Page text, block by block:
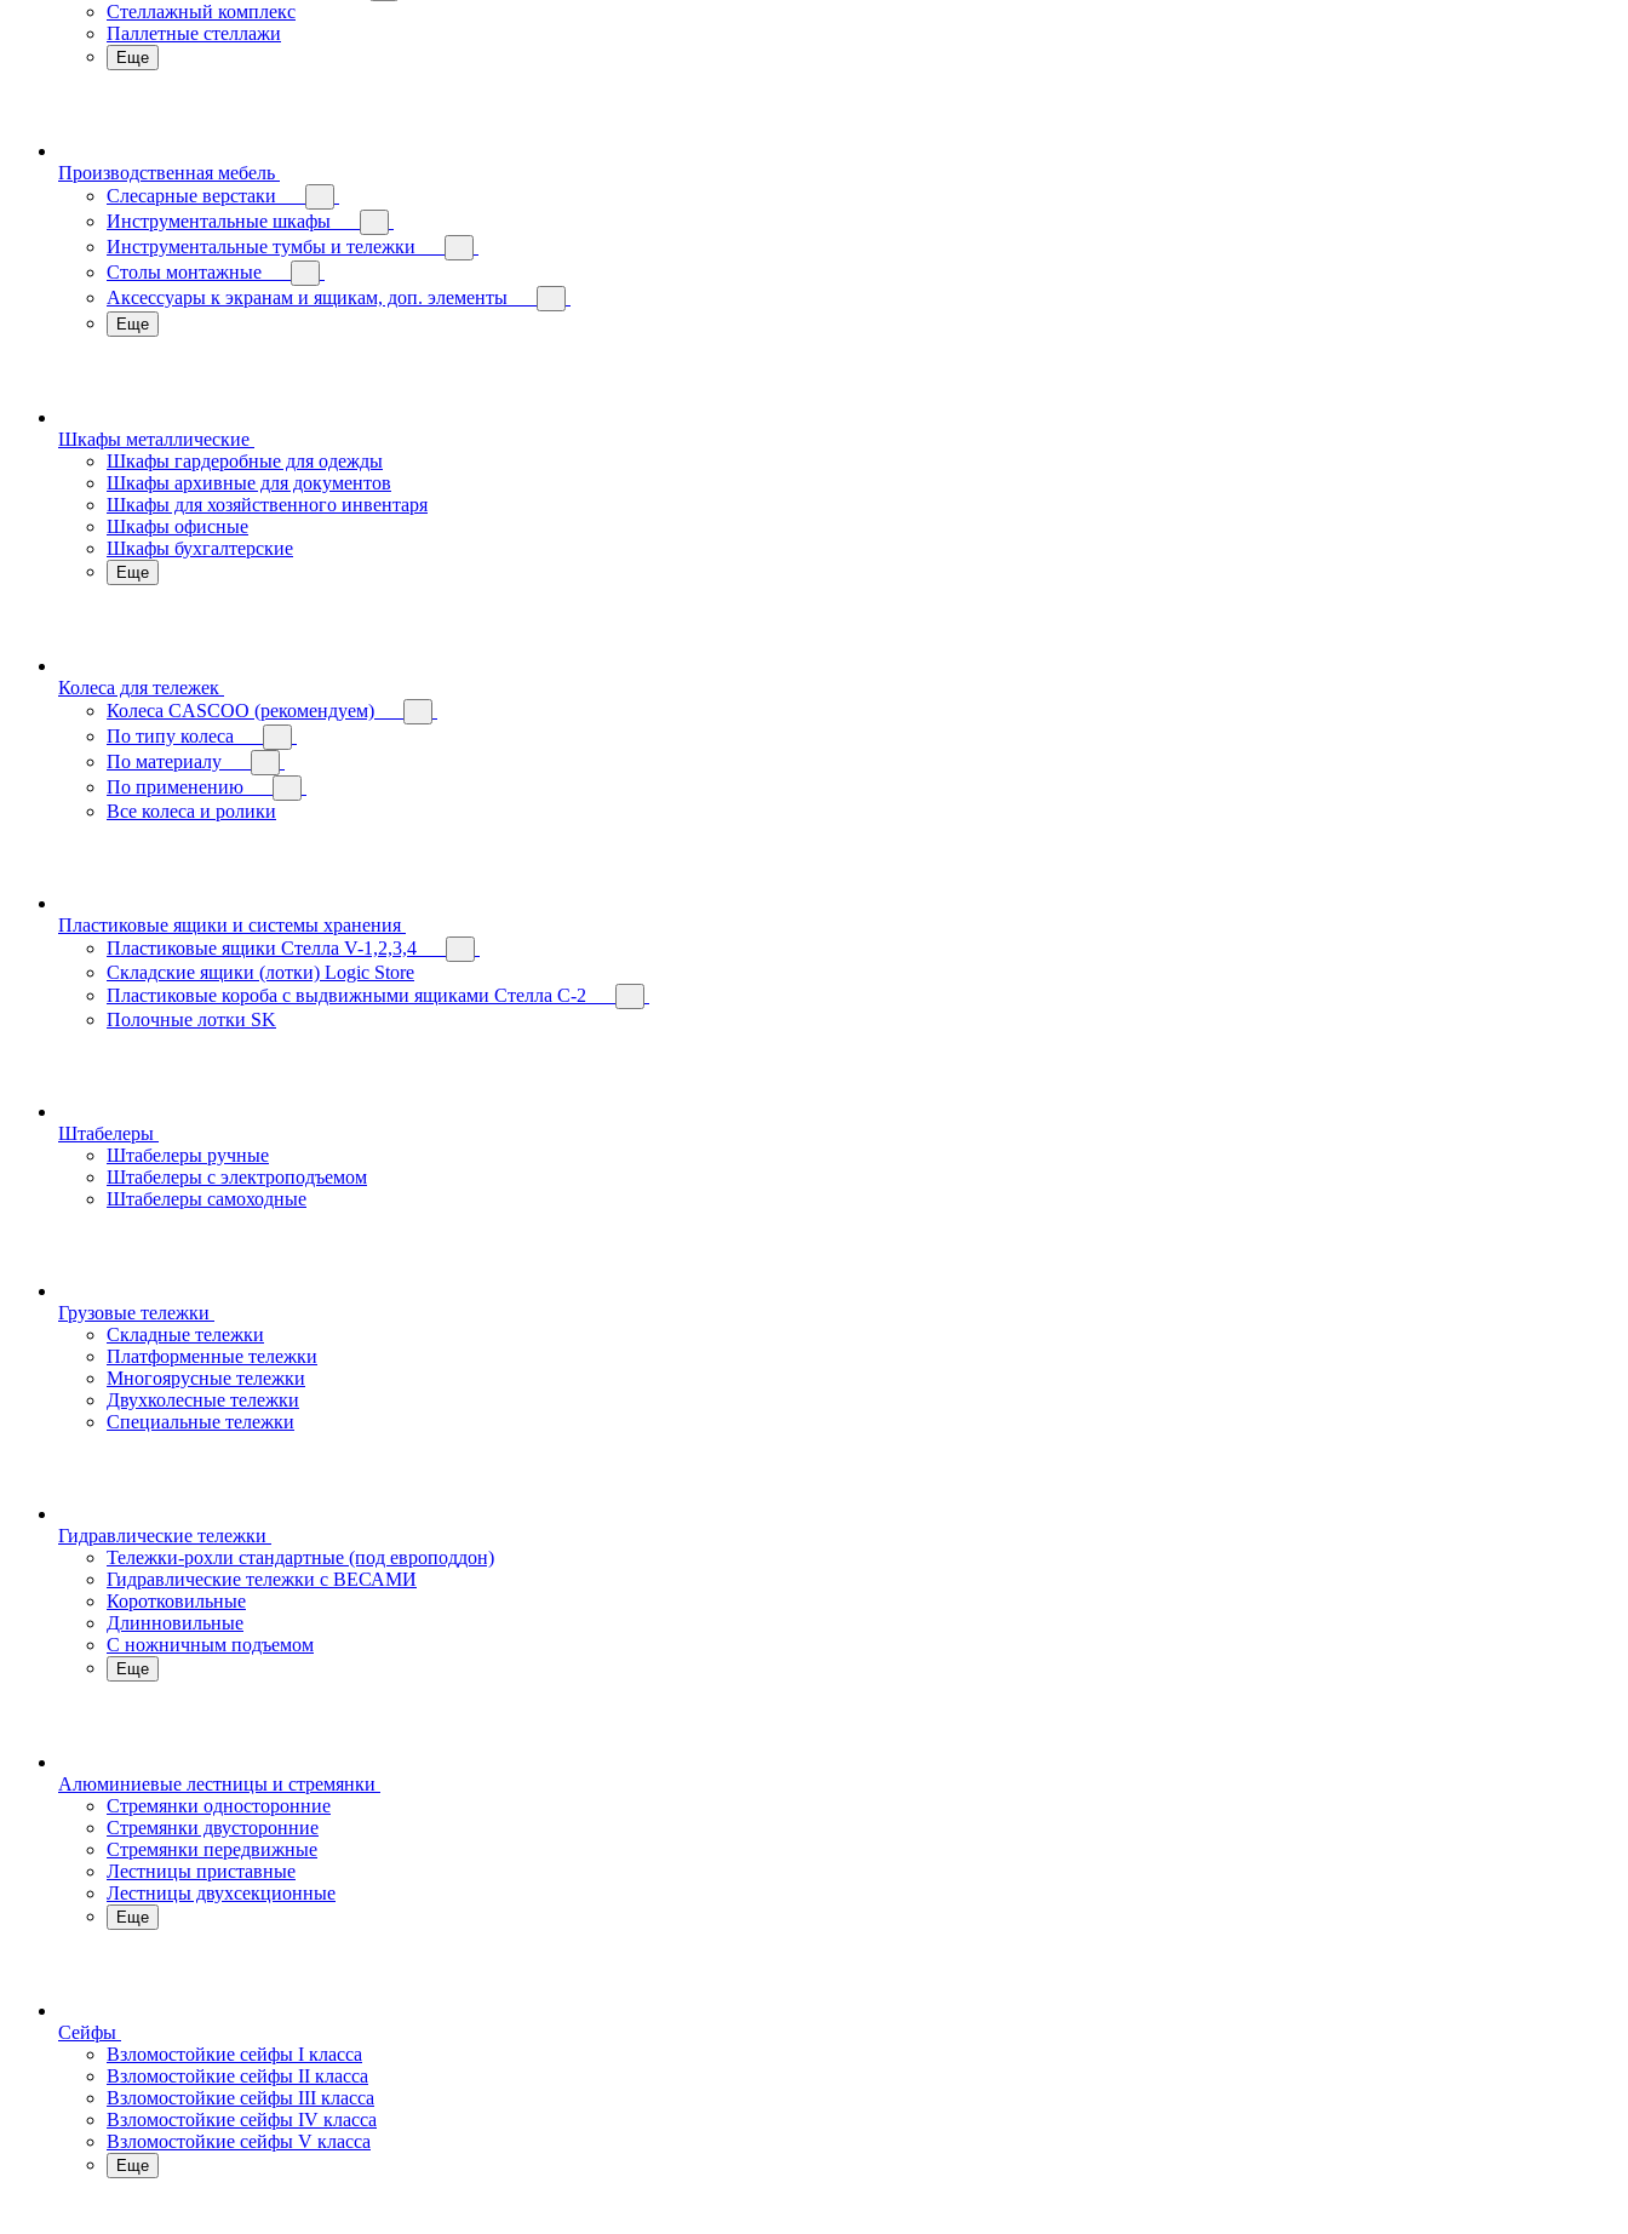
Стеллажный комплекс
Паллетные стеллажи
Еще
Производственная мебель
Слесарные верстаки
Инструментальные шкафы
Инструментальные тумбы и тележки
Столы монтажные
Аксессуары к экранам и ящикам, доп. элементы
Еще
Шкафы металлические
Шкафы гардеробные для одежды
Шкафы архивные для документов
Шкафы для хозяйственного инвентаря
Шкафы офисные
Шкафы бухгалтерские
Еще
Колеса для тележек
Колеса CASCOO (рекомендуем)
По типу колеса
По материалу
По применению
Все колеса и ролики
Пластиковые ящики и системы хранения
Пластиковые ящики Стелла V-1,2,3,4
Складские ящики (лотки) Logiс Store
Пластиковые короба с выдвижными ящиками Стелла С-2
Полочные лотки SK
Штабелеры
Штабелеры ручные
Штабелеры с электроподъемом
Штабелеры самоходные
Грузовые тележки
Складные тележки
Платформенные тележки
Многоярусные тележки
Двухколесные тележки
Специальные тележки
Гидравлические тележки
Тележки-рохли стандартные (под европоддон)
Гидравлические тележки с ВЕСАМИ
Коротковильные
Длинновильные
С ножничным подъемом
Еще
Алюминиевые лестницы и стремянки
Стремянки односторонние
Стремянки двусторонние
Стремянки передвижные
Лестницы приставные
Лестницы двухсекционные
Еще
Сейфы
Взломостойкие сейфы I класса
Взломостойкие сейфы II класса
Взломостойкие сейфы III класса
Взломостойкие сейфы IV класса
Взломостойкие сейфы V класса
Еще